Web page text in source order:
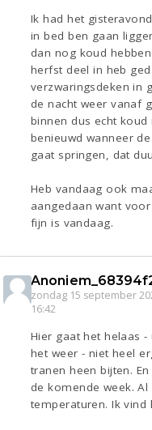
Ik had het
in bed ben gaan
dan nog koud
herfst deel in heb
verzwaringsdeken in
de nacht weer vanaf
binnen dus echt
benieuwd wanneer
gaat springen, dat
Heb vandaag ook
aangedaan want
fijn is vandaag.
zondag 15 september
16:42
Hier gaat het helaas
het weer - niet heel
tranen heen bijten.
de komende week.
temperaturen. Ik vind